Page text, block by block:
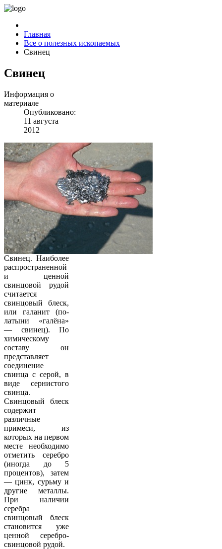
Главная
Все о полезных ископаемых
Свинец
Свинец
Информация о
материале
Опубликовано:
11 августа
2012
Свинец. Наиболее
распространенной
и ценной
свинцовой рудой
считается
свинцовый блеск,
или галанит (по-
латыни «галёна»
— свинец). По
химическому
составу он
представляет
соединение
свинца с серой, в
виде сернистого
свинца.
Свинцовый блеск
содержит
различные
примеси, из
которых на первом
месте необходимо
отметить серебро
(иногда до 5
процентов), затем
— цинк, сурьму и
другие металлы.
При наличии
серебра
свинцовый блеск
становится уже
ценной серебро-
свинцовой рудой.